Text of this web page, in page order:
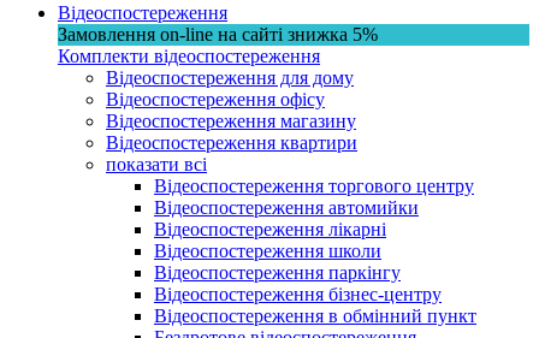
Відеоспостереження
Замовлення on-line на сайті знижка 5%
Комплекти відеоспостереження
Відеоспостереження для дому
Відеоспостереження офісу
Відеоспостереження магазину
Відеоспостереження квартири
показати всі
Відеоспостереження торгового центру
Відеоспостереження автомийки
Відеоспостереження лікарні
Відеоспостереження школи
Відеоспостереження паркінгу
Відеоспостереження бізнес-центру
Відеоспостереження в обмінний пункт